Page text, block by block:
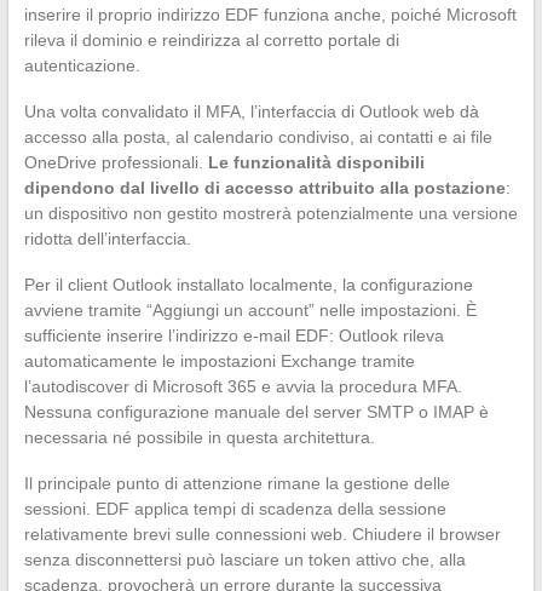
inserire il proprio indirizzo EDF funziona anche, poiché Microsoft
rileva il dominio e reindirizza al corretto portale di
autenticazione.
Una volta convalidato il MFA, l’interfaccia di Outlook web dà
accesso alla posta, al calendario condiviso, ai contatti e ai file
OneDrive professionali. Le funzionalità disponibili
dipendono dal livello di accesso attribuito alla postazione:
un dispositivo non gestito mostrerà potenzialmente una versione
ridotta dell’interfaccia.
Per il client Outlook installato localmente, la configurazione
avviene tramite “Aggiungi un account” nelle impostazioni. È
sufficiente inserire l’indirizzo e-mail EDF: Outlook rileva
automaticamente le impostazioni Exchange tramite
l’autodiscover di Microsoft 365 e avvia la procedura MFA.
Nessuna configurazione manuale del server SMTP o IMAP è
necessaria né possibile in questa architettura.
Il principale punto di attenzione rimane la gestione delle
sessioni. EDF applica tempi di scadenza della sessione
relativamente brevi sulle connessioni web. Chiudere il browser
senza disconnettersi può lasciare un token attivo che, alla
scadenza, provocherà un errore durante la successiva